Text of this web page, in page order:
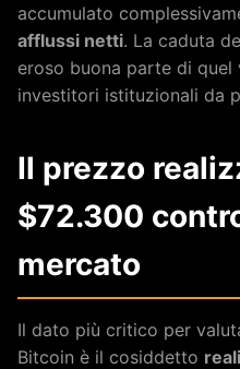
accumulato
afflussi netti. La caduta
eroso buona parte di
investitori istituzionali da
Il prezzo
$72.300
mercato
Il dato più critico per
Bitcoin è il cosiddetto